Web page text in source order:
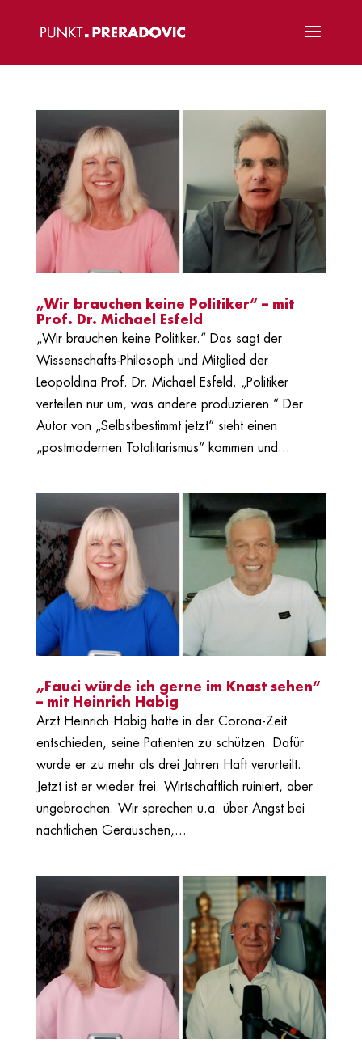
„Wir brauchen keine Politiker“ – mit
Prof. Dr. Michael Esfeld
„Wir brauchen keine Politiker.“ Das sagt der
Wissenschafts-Philosoph und Mitglied der
Leopoldina Prof. Dr. Michael Esfeld. „Politiker
verteilen nur um, was andere produzieren.“ Der
Autor von „Selbstbestimmt jetzt“ sieht einen
„postmodernen Totalitarismus“ kommen und...
„Fauci würde ich gerne im Knast sehen“
– mit Heinrich Habig
Arzt Heinrich Habig hatte in der Corona-Zeit
entschieden, seine Patienten zu schützen. Dafür
wurde er zu mehr als drei Jahren Haft verurteilt.
Jetzt ist er wieder frei. Wirtschaftlich ruiniert, aber
ungebrochen. Wir sprechen u.a. über Angst bei
nächtlichen Geräuschen,...